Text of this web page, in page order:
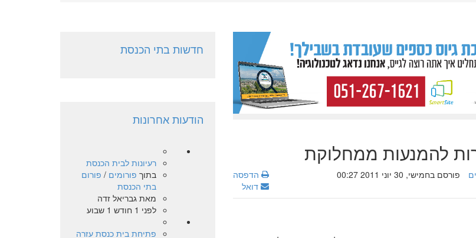
להמנעות ממחלוקת
הדפסה
דואל
פורסם בחמישי, 30 יוני 2011 00:27
חדשות בתי הכנסת
הודעות אחרונות
רעיונות לבית הכנסת
בתוך פורומים / פורום
בתי הכנסת
מאתגבריאל זדה
לפני 1 חודש 1 שבוע
פתיחת בית כנסת עזרה